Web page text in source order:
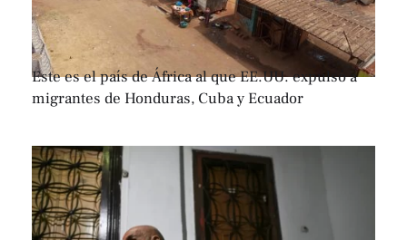
Este es el país de África al que EE.UU. expulsó a
migrantes de Honduras, Cuba y Ecuador